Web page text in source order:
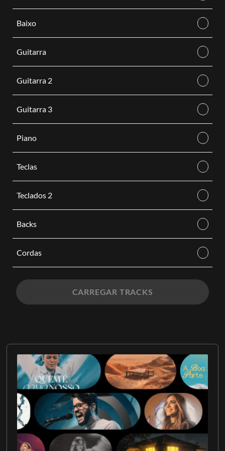
Baixo
Guitarra
Guitarra 2
Guitarra 3
Piano
Teclas
Teclados 2
Backs
Cordas
CARREGAR TRACKS